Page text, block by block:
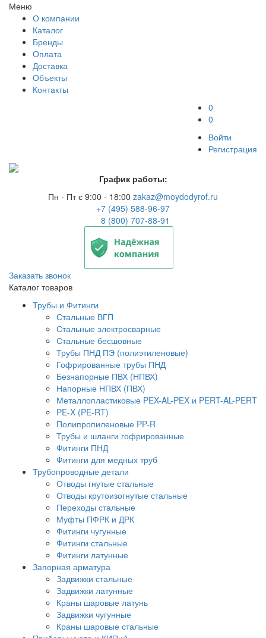
Меню
О компании
Каталог
Бренды
Оплата
Доставка
Объекты
Контакты
0
0
Войти
Регистрация
График работы:
Пн - Пт с 9:00 - 18:00 zakaz@moydodyrof.ru
+7 (495) 588-96-97
8 (800) 707-88-91
Заказать звонок
Каталог товаров
Трубы и Фитинги
Стальные ВГП
Стальные электросварные
Стальные бесшовные
Трубы ПНД ПЭ (полиэтиленовые)
Гофрированные трубы ПНД
Безнапорные ПВХ (НПВХ)
Напорные НПВХ (ПВХ)
Металлопластиковые PEX-AL-PEX и PERT-AL-PERT
PE-X (PE-RT)
Полипропиленовые PP-R
Трубы и шланги гофрированные
Фитинги ПНД
Фитинги для медных труб
Трубопроводные детали
Отводы гнутые стальные
Отводы крутоизогнутые стальные
Переходы стальные
Муфты ПФРК и ДРК
Фитинги чугунные
Фитинги стальные
Фитинги латунные
Запорная арматура
Задвижки стальные
Задвижки латунные
Краны шаровые латунь
Задвижки чугунные
Краны шаровые стальные